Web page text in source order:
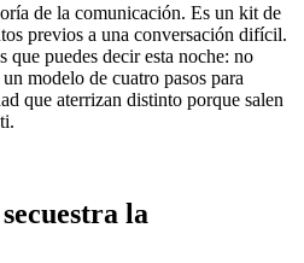
de la comunicación. Es un kit de
previos a una conversación difícil.
que puedes decir esta noche: no
modelo de cuatro pasos para
que aterrizan distinto porque salen
la